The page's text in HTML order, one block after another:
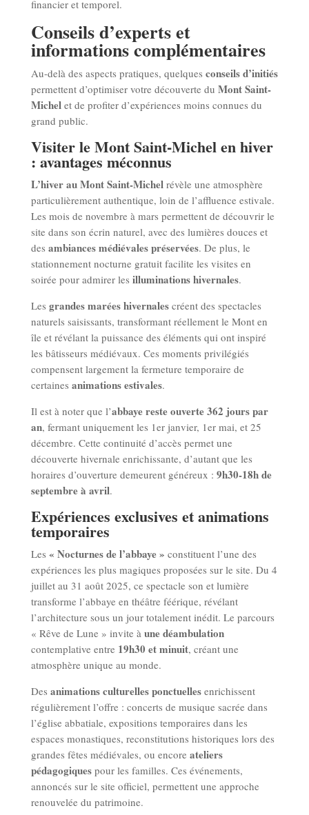
financier et temporel.
Conseils d’experts et
informations complémentaires
Au-delà des aspects pratiques, quelques conseils d’initiés
permettent d’optimiser votre découverte du Mont Saint-
Michel et de profiter d’expériences moins connues du
grand public.
Visiter le Mont Saint-Michel en hiver
: avantages méconnus
L’hiver au Mont Saint-Michel révèle une atmosphère
particulièrement authentique, loin de l’affluence estivale.
Les mois de novembre à mars permettent de découvrir le
site dans son écrin naturel, avec des lumières douces et
des ambiances médiévales préservées. De plus, le
stationnement nocturne gratuit facilite les visites en
soirée pour admirer les illuminations hivernales.
Les grandes marées hivernalescréent des spectacles
naturels saisissants, transformant réellement le Mont en
île et révélant la puissance des éléments qui ont inspiré
les bâtisseurs médiévaux. Ces moments privilégiés
compensent largement la fermeture temporaire de
certaines animations estivales.
Il est à noter que l’abbaye reste ouverte 362 jours par
an, fermant uniquement les 1er janvier, 1er mai, et 25
décembre. Cette continuité d’accès permet une
découverte hivernale enrichissante, d’autant que les
horaires d’ouverture demeurent généreux : 9h30-18h de
septembre à avril.
Expériences exclusives et animations
temporaires
Les « Nocturnes de l’abbaye » constituent l’une des
expériences les plus magiques proposées sur le site. Du 4
juillet au 31 août 2025, ce spectacle son et lumière
transforme l’abbaye en théâtre féérique, révélant
l’architecture sous un jour totalement inédit. Le parcours
« Rêve de Lune » invite à une déambulation
contemplative entre 19h30 et minuit, créant une
atmosphère unique au monde.
Des animations culturelles ponctuellesenrichissent
régulièrement l’offre : concerts de musique sacrée dans
l’église abbatiale, expositions temporaires dans les
espaces monastiques, reconstitutions historiques lors des
grandes fêtes médiévales, ou encore ateliers
pédagogiquespour les familles. Ces événements,
annoncés sur le site officiel, permettent une approche
renouvelée du patrimoine.